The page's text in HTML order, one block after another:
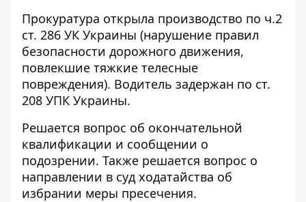
Прокуратура открыла производство по ч.2
ст. 286 УК Украины (нарушение правил
безопасности дорожного движения,
повлекшие тяжкие телесные
повреждения). Водитель задержан по ст.
208 УПК Украины.
Решается вопрос об окончательной
квалификации и сообщении о
подозрении. Также решается вопрос о
направлении в суд ходатайства об
избрании меры пресечения.